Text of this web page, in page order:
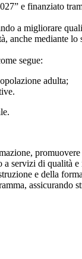
e finanziato
a migliorare
anche mediante
segue:
adulta;
servizi di qualità
e della